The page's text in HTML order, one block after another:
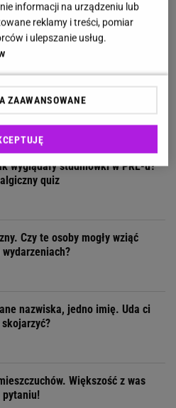
powala na kolana. 4/5 dla
nie zgarnął nikt
z naszego dzieciństwa?
wspominkowy
wyglądały studniówki w PRL-u?
quiz
Czy te osoby mogły wziąć
nazwiska, jedno imię. Uda ci
Większość z was
pytaniu!
informacji na urządzeniu lub
reklamy i treści, pomiar
i ulepszanie usług.
ZAAWANSOWANE